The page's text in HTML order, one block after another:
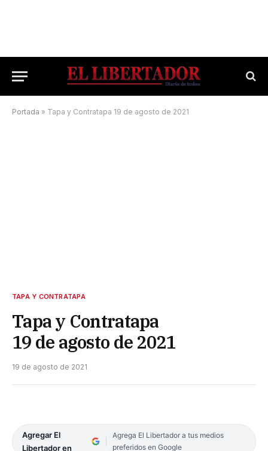
Portada » Tapa y Contratapa 19 de agosto de 2021
TAPA Y CONTRATAPA
Tapa y Contratapa
19 de agosto de 2021
19 de agosto de 2021
Agregar El
Libertador en
Agrega El Libertador a tus medios
preferidos en Google